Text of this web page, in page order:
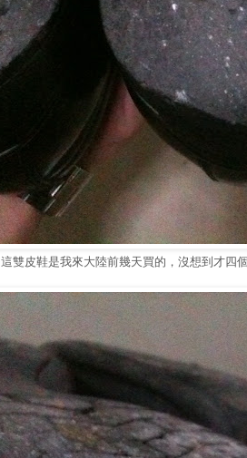
這雙皮鞋是我來大陸前幾天買的，沒想到才四